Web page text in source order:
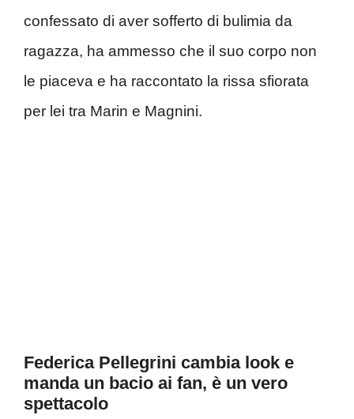
confessato di aver sofferto di bulimia da
ragazza, ha ammesso che il suo corpo non
le piaceva e ha raccontato la rissa sfiorata
per lei tra Marin e Magnini.
Federica Pellegrini cambia look e
manda un bacio ai fan, è un vero
spettacolo